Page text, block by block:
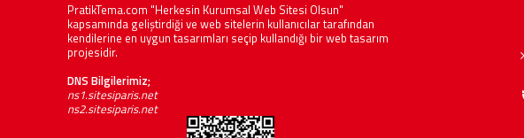
PratikTema.com "Herkesin Kurumsal Web Sitesi Olsun"
kapsamında geliştirdiği ve web sitelerin kullanıcılar tarafından
kendilerine en uygun tasarımları seçip kullandığı bir web tasarım
projesidir.
DNS Bilgilerimiz;
ns1.sitesiparis.net
ns2.sitesiparis.net